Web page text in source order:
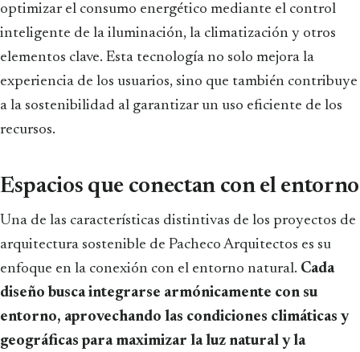
optimizar el consumo energético mediante el control
inteligente de la iluminación, la climatización y otros
elementos clave. Esta tecnología no solo mejora la
experiencia de los usuarios, sino que también contribuye
a la sostenibilidad al garantizar un uso eficiente de los
recursos.
Espacios que conectan con el entorno
Una de las características distintivas de los proyectos de
arquitectura sostenible de Pacheco Arquitectos es su
enfoque en la conexión con el entorno natural. Cada
diseño busca integrarse armónicamente con su
entorno, aprovechando las condiciones climáticas y
geográficas para maximizar la luz natural y la